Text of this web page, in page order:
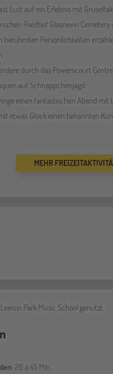
Lust auf ein Erlebnis mit
Friedhof Glasnevin
berühmten Persönlichkeiten
durch das Powerscourt
auf Schnäppchenjagd.
einen fantastischen Abend mit
etwas Glück einen bekannten
MEHR
Park Music School genutzt.
20 à 45 Min.